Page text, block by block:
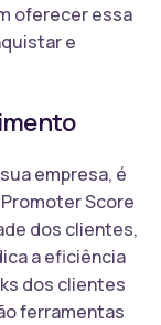
oferecer essa
e
empresa, é
Score
dos clientes,
a eficiência
dos clientes
ferramentas